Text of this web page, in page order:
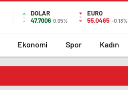
DOLAR
47,7006 0.05%
EURO
55,0465 -0.13%
Ekonomi Spor Kadın